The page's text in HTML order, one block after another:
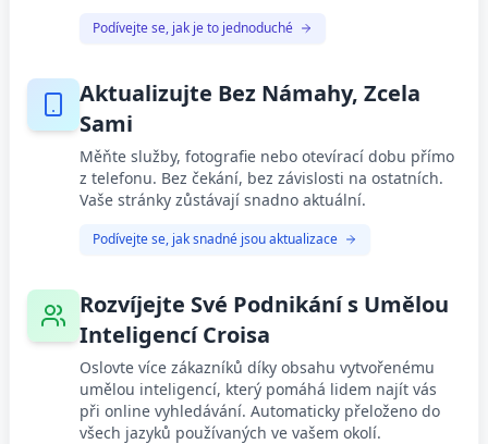
Podívejte se, jak je to jednoduché
Aktualizujte Bez Námahy, Zcela
Sami
Měňte služby, fotografie nebo otevírací dobu přímo
z telefonu. Bez čekání, bez závislosti na ostatních.
Vaše stránky zůstávají snadno aktuální.
Podívejte se, jak snadné jsou aktualizace
Rozvíjejte Své Podnikání s Umělou
Inteligencí Croisa
Oslovte více zákazníků díky obsahu vytvořenému
umělou inteligencí, který pomáhá lidem najít vás
při online vyhledávání. Automaticky přeloženo do
všech jazyků používaných ve vašem okolí.